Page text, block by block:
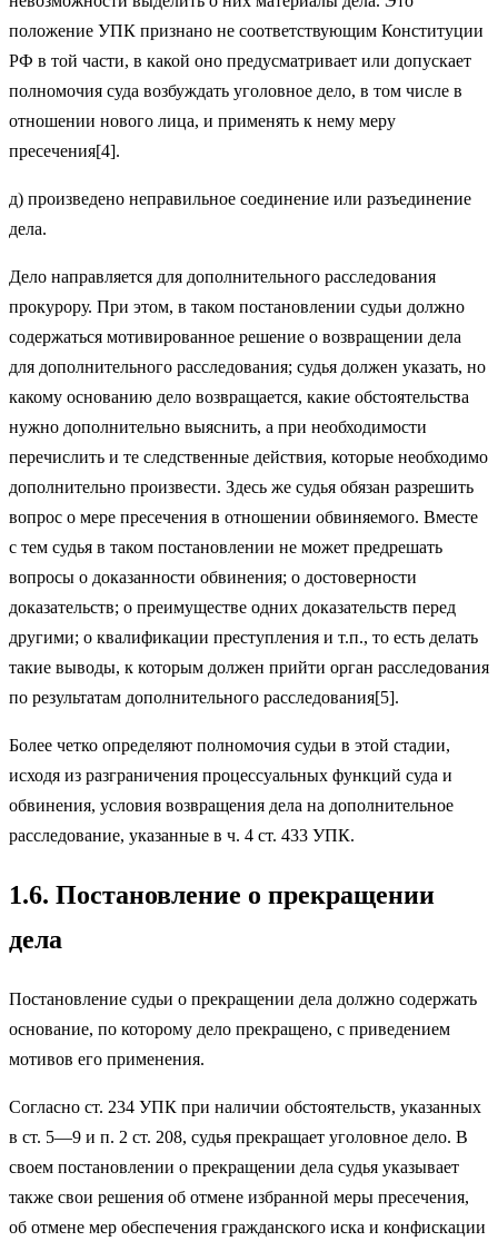
положение УПК признано не соответствующим Конституции
РФ в той части, в какой оно предусматривает или допускает
полномочия суда возбуждать уголовное дело, в том числе в
отношении нового лица, и применять к нему меру
пресечения[4].
д) произведено неправильное соединение или разъединение
дела.
Дело направляется для дополнительного расследования
прокурору. При этом, в таком постановлении судьи должно
содержаться мотивированное решение о возвращении дела
для дополнительного расследования; судья должен указать, но
какому основанию дело возвращается, какие обстоятельства
нужно дополнительно выяснить, а при необходимости
перечислить и те следственные действия, которые необходимо
дополнительно произвести. Здесь же судья обязан разрешить
вопрос о мере пресечения в отношении обвиняемого. Вместе
с тем судья в таком постановлении не может предрешать
вопросы о доказанности обвинения; о достоверности
доказательств; о преимуществе одних доказательств перед
другими; о квалификации преступления и т.п., то есть делать
такие выводы, к которым должен прийти орган расследования
по результатам дополнительного расследования[5].
Более четко определяют полномочия судьи в этой стадии,
исходя из разграничения процессуальных функций суда и
обвинения, условия возвращения дела на дополнительное
расследование, указанные в ч. 4 ст. 433 УПК.
1.6. Постановление о прекращении
дела
Постановление судьи о прекращении дела должно содержать
основание, по которому дело прекращено, с приведением
мотивов его применения.
Согласно ст. 234 УПК при наличии обстоятельств, указанных
в ст. 5—9 и п. 2 ст. 208, судья прекращает уголовное дело. В
своем постановлении о прекращении дела судья указывает
также свои решения об отмене избранной меры пресечения,
об отмене мер обеспечения гражданского иска и конфискации